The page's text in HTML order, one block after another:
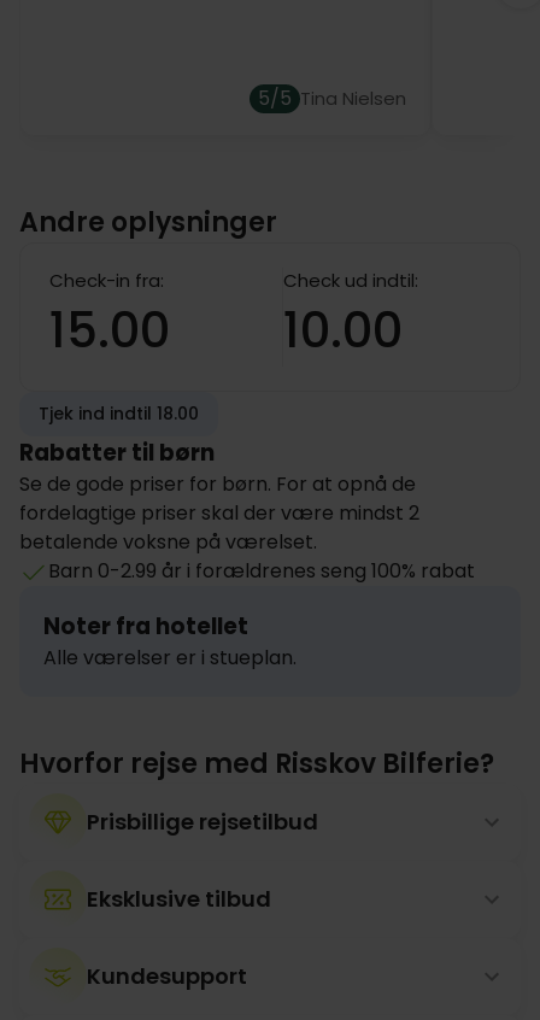
5/5 Tina Nielsen
Andre oplysninger
Check-in fra:
15.00
Check ud indtil:
10.00
Tjek ind indtil 18.00
Rabatter til børn
Se de gode priser for børn. For at opnå de
fordelagtige priser skal der være mindst 2
betalende voksne på værelset.
Barn 0-2.99 år i forældrenes seng 100% rabat
Noter fra hotellet
Alle værelser er i stueplan.
Hvorfor rejse med Risskov Bilferie?
Prisbillige rejsetilbud
Eksklusive tilbud
Kundesupport